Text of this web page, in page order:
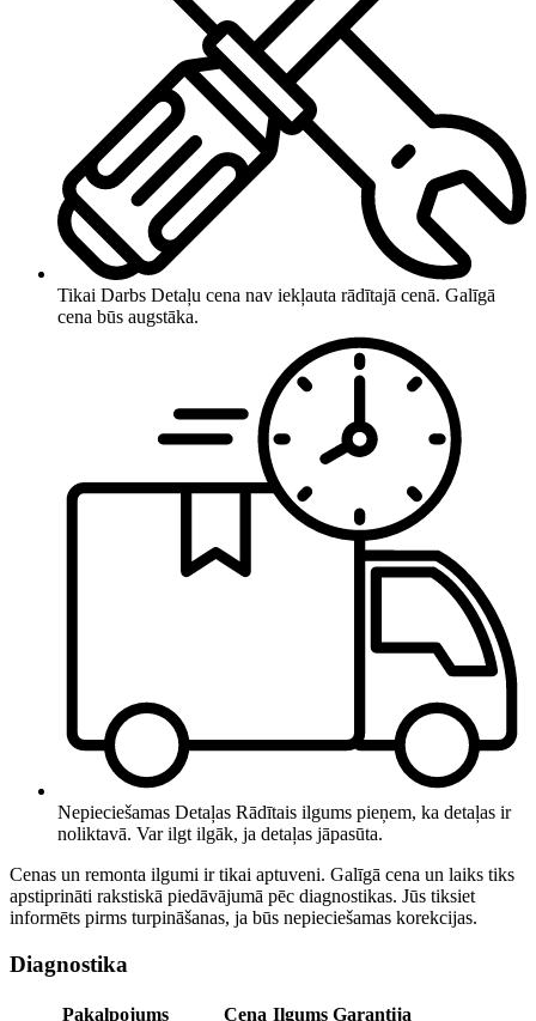
Tikai Darbs Detaļu cena nav iekļauta rādītajā cenā. Galīgā
cena būs augstāka.
Nepieciešamas Detaļas Rādītais ilgums pieņem, ka detaļas ir
noliktavā. Var ilgt ilgāk, ja detaļas jāpasūta.
Cenas un remonta ilgumi ir tikai aptuveni. Galīgā cena un laiks tiks
apstiprināti rakstiskā piedāvājumā pēc diagnostikas. Jūs tiksiet
informēts pirms turpināšanas, ja būs nepieciešamas korekcijas.
Diagnostika
Pakalpojums Cena Ilgums Garantija